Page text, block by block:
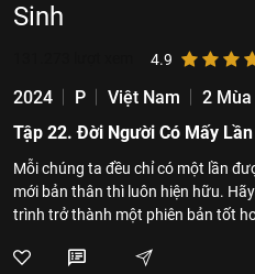
Sinh
4.9
2024 P Việt Nam 2 Mùa
Tập 22. Đời Người Có Mấy
Mỗi chúng ta đều chỉ có một lần
mới bản thân thì luôn hiện hữu.
trình trở thành một phiên bản tốt